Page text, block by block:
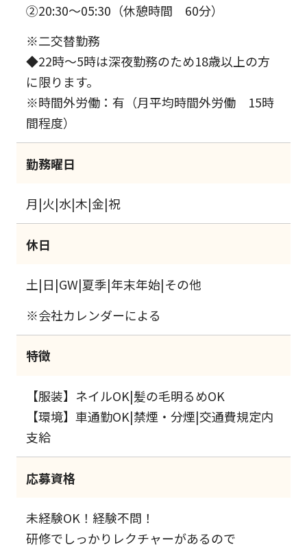
②20:30～05:30（休憩時間 60分）
※二交替勤務
◆22時～5時は深夜勤務のため18歳以上の方
に限ります。
※時間外労働：有（月平均時間外労働 15時
間程度）
勤務曜日
月|火|水|木|金|祝
休日
土|日|GW|夏季|年末年始|その他
※会社カレンダーによる
特徴
【服装】ネイルOK|髪の毛明るめOK
【環境】車通勤OK|禁煙・分煙|交通費規定内
支給
応募資格
未経験OK！経験不問！
研修でしっかりレクチャーがあるので